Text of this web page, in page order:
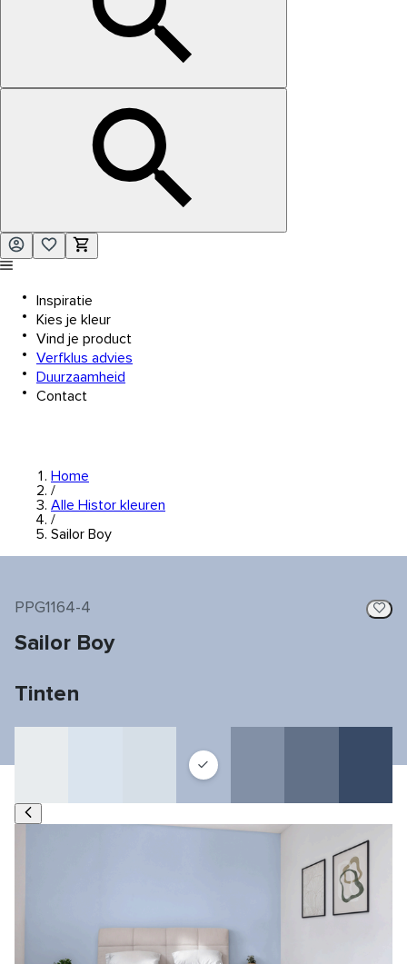
Inspiratie
Kies je kleur
Vind je product
Verfklus advies
Duurzaamheid
Contact
Home
/
Alle Histor kleuren
/
Sailor Boy
PPG1164-4
Sailor Boy
Tinten